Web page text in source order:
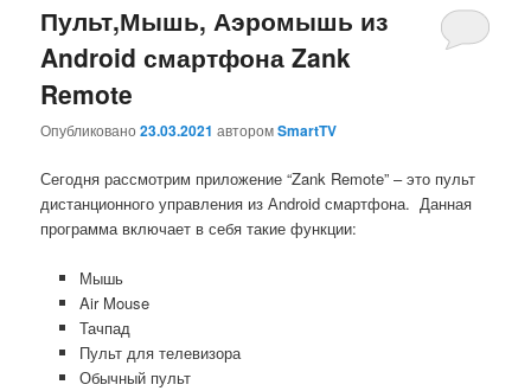
Пульт,Мышь, Аэромышь из
Android смартфона Zank
Remote
Опубликовано23.03.2021 авторомSmartTV
Сегодня рассмотрим приложение “Zank Remote” – это пульт
дистанционного управления из Аndroid смартфона. Данная
программа включает в себя такие функции:
Мышь
Air Mouse
Тачпад
Пульт для телевизора
Обычный пульт